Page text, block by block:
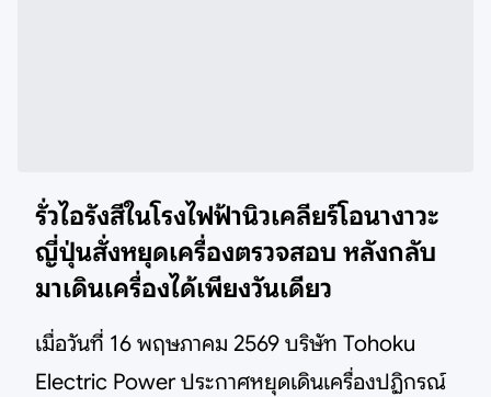
รั่วไอรังสีในโรงไฟฟ้านิวเคลียร์โอนางาวะ
ญี่ปุ่นสั่งหยุดเครื่องตรวจสอบ หลังกลับ
มาเดินเครื่องได้เพียงวันเดียว
เมื่อวันที่ 16 พฤษภาคม 2569 บริษัท Tohoku
Electric Power ประกาศหยุดเดินเครื่องปฏิกรณ์